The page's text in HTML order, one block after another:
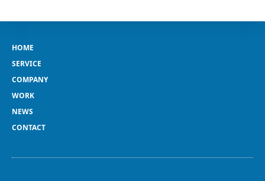
HOME
SERVICE
COMPANY
WORK
NEWS
CONTACT